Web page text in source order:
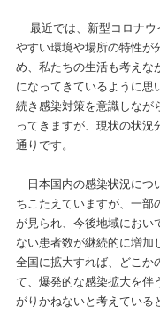
最近では、新型コロナ
やすい環境や場所の特性が
め、私たちの生活も考えな
になってきているように思
続き感染対策を意識しなが
ってきますが、現状の状況
通りです。
日本国内の感染状況につ
ちこたえていますが、一部
が見られ、今後地域におい
ない患者数が継続的に増加
全国に拡大すれば、どこか
て、爆発的な感染拡大を伴
がりかねないと考えている